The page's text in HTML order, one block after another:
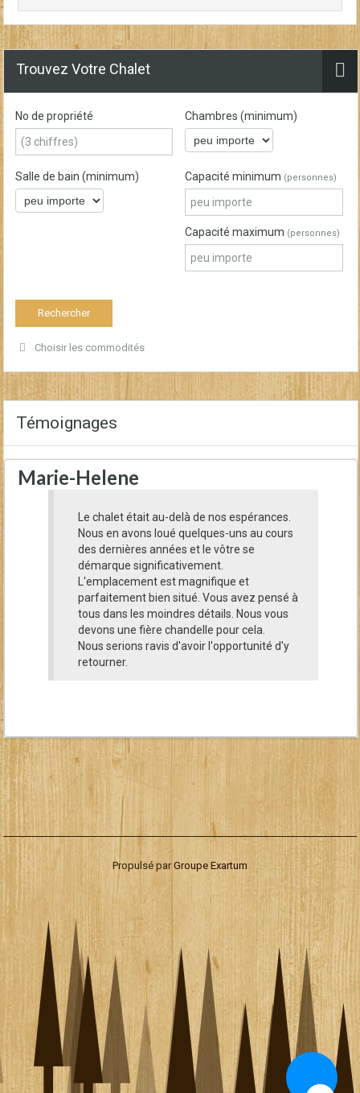
Trouvez Votre Chalet
No de propriété Chambres (minimum)
Salle de bain (minimum) Capacité minimum (personnes)
Capacité maximum (personnes)
Choisir les commodités
Témoignages
Marie-Helene
Le chalet était au-delà de nos espérances.
Nous en avons loué quelques-uns au cours
des dernières années et le vôtre se
démarque significativement.
L'emplacement est magnifique et
parfaitement bien situé. Vous avez pensé à
tous dans les moindres détails. Nous vous
devons une fière chandelle pour cela.
Nous serions ravis d'avoir l'opportunité d'y
retourner.
Propulsé parGroupe Exartum